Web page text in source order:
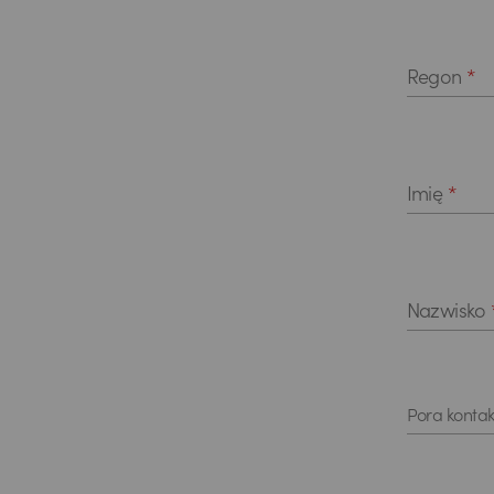
Regon *
Imię *
Nazwisko
Pora